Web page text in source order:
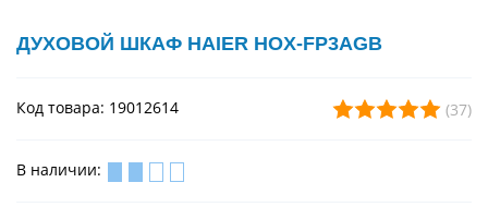
ДУХОВОЙ ШКАФ HAIER HOX-FP3AGB
Код товара: 19012614 (37)
В наличии: